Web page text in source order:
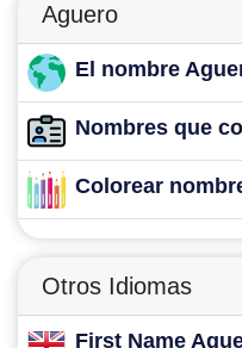
Aguero
El nombre
Nombres que
Colorear
Otros Idiomas
First Name